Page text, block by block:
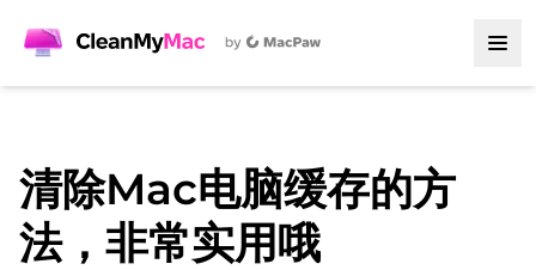
清除Mac电脑缓存的方
法，非常实用哦